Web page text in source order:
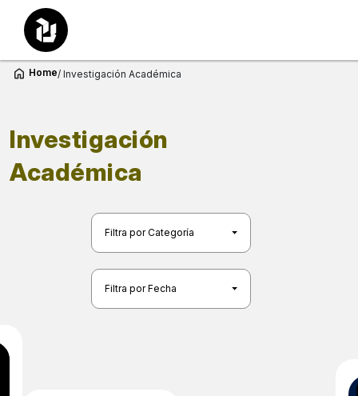
Home/ Investigación Académica
Investigación
Académica
Filtra por Categoría
Filtra por Fecha